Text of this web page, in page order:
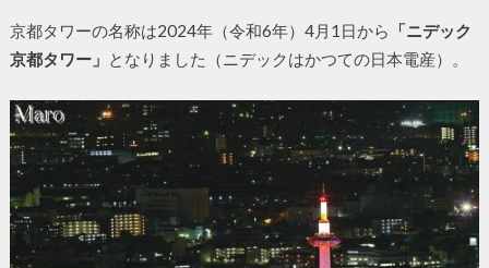
京都タワーの名称は2024年（令和6年）4月1日から
「ニデック
京都タワー」 となりました（ニデックはかつての日本電産）。